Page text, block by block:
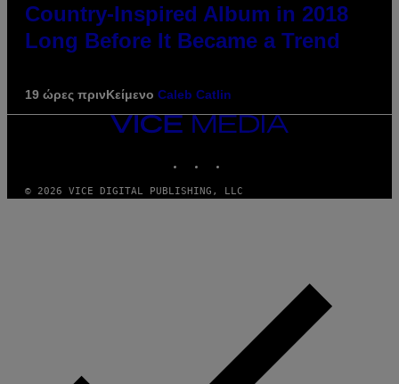
Country-Inspired Album in 2018
Long Before It Became a Trend
19 ώρες πρινΚείμενο Caleb Catlin
VICE
MEDIA
© 2026 VICE DIGITAL PUBLISHING, LLC